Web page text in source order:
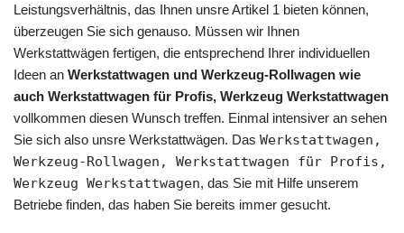
Leistungsverhältnis, das Ihnen unsre Artikel 1 bieten können,
überzeugen Sie sich genauso. Müssen wir Ihnen
Werkstattwägen fertigen, die entsprechend Ihrer individuellen
Ideen an Werkstattwagen und Werkzeug-Rollwagen wie
auch Werkstattwagen für Profis, Werkzeug Werkstattwagen
vollkommen diesen Wunsch treffen. Einmal intensiver an sehen
Sie sich also unsre Werkstattwägen. Das Werkstattwagen,
Werkzeug-Rollwagen, Werkstattwagen für Profis,
Werkzeug Werkstattwagen, das Sie mit Hilfe unserem
Betriebe finden, das haben Sie bereits immer gesucht.